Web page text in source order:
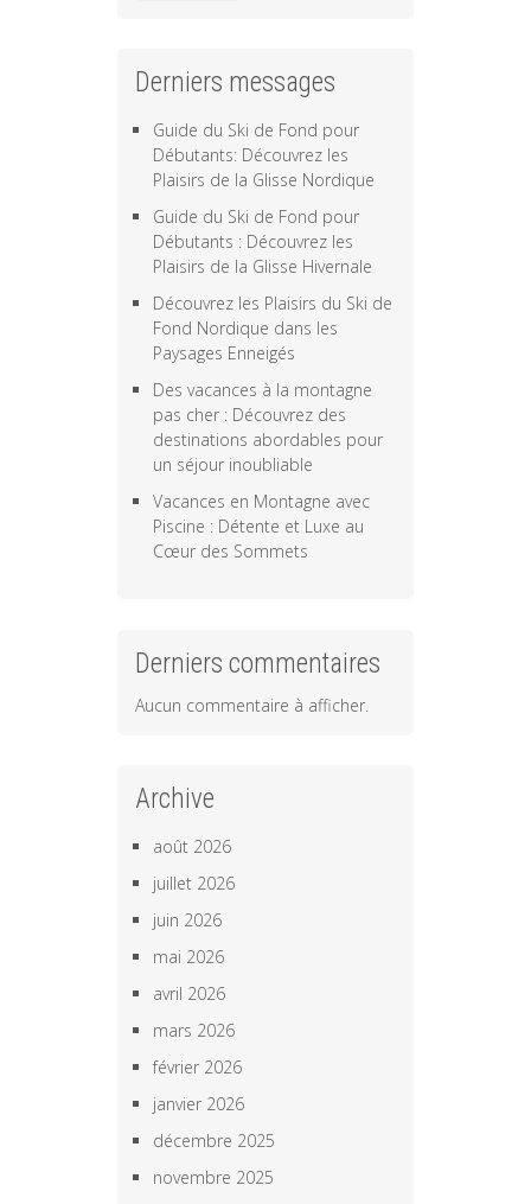
Derniers messages
Guide du Ski de Fond pour
Débutants: Découvrez les
Plaisirs de la Glisse Nordique
Guide du Ski de Fond pour
Débutants : Découvrez les
Plaisirs de la Glisse Hivernale
Découvrez les Plaisirs du Ski de
Fond Nordique dans les
Paysages Enneigés
Des vacances à la montagne
pas cher : Découvrez des
destinations abordables pour
un séjour inoubliable
Vacances en Montagne avec
Piscine : Détente et Luxe au
Cœur des Sommets
Derniers commentaires
Aucun commentaire à afficher.
Archive
août 2026
juillet 2026
juin 2026
mai 2026
avril 2026
mars 2026
février 2026
janvier 2026
décembre 2025
novembre 2025